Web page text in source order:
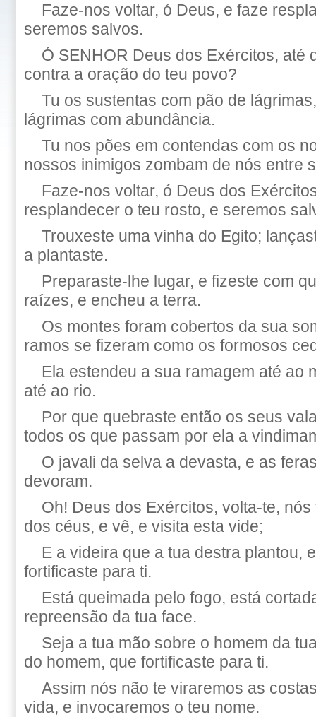
Faze-nos voltar, ó Deus, e faze
seremos salvos.
Ó SENHOR Deus dos Exércitos, até
contra a oração do teu povo?
Tu os sustentas com pão de
lágrimas com abundância.
Tu nos pões em contendas com os
nossos inimigos zombam de nós entre
Faze-nos voltar, ó Deus dos
resplandecer o teu rosto, e seremos
Trouxeste uma vinha do Egito;
a plantaste.
Preparaste-lhe lugar, e fizeste com
raízes, e encheu a terra.
Os montes foram cobertos da sua
ramos se fizeram como os formosos
Ela estendeu a sua ramagem até ao
até ao rio.
Por que quebraste então os seus
todos os que passam por ela a
O javali da selva a devasta, e as
devoram.
Oh! Deus dos Exércitos, volta-te,
dos céus, e vê, e visita esta vide;
E a videira que a tua destra plantou,
fortificaste para ti.
Está queimada pelo fogo, está
repreensão da tua face.
Seja a tua mão sobre o homem da
do homem, que fortificaste para ti.
Assim nós não te viraremos as
vida, e invocaremos o teu nome.